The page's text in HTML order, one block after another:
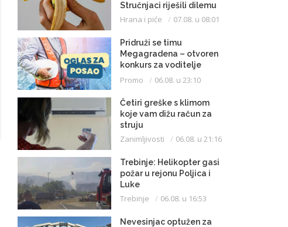
Stručnjaci riješili dilemu
Hrana i piće 07.08. u 08:01
Pridruži se timu
Megagradena – otvoren
konkurs za voditelje
gradilišta
Promo 06.08. u 23:10
Četiri greške s klimom
koje vam dižu račun za
struju
Zanimljivosti 06.08. u 21:16
Trebinje: Helikopter gasi
požar u rejonu Poljica i
Luke
Trebinje 06.08. u 16:53
Nevesinjac optužen za